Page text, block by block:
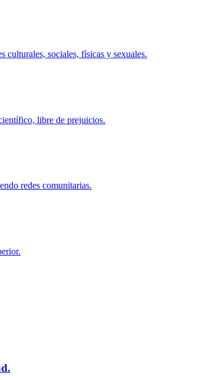
culturales, sociales, físicas y sexuales.
libre de prejuicios.
redes comunitarias.